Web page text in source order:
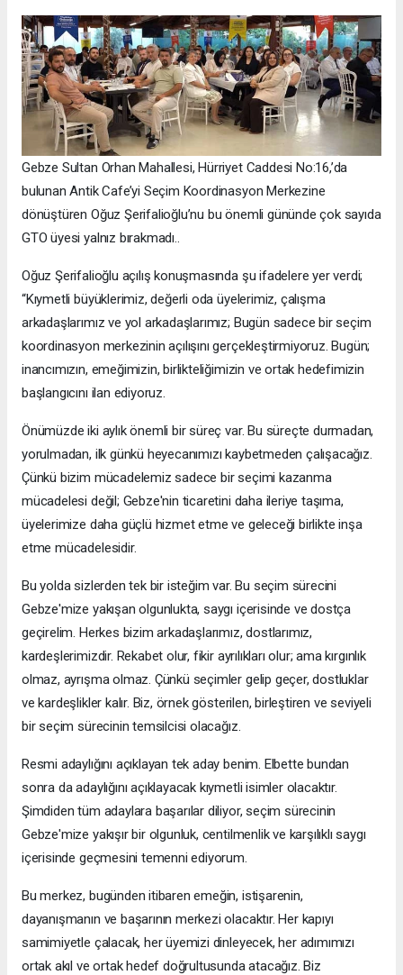
Gebze Sultan Orhan Mahallesi, Hürriyet Caddesi No:16,’da
bulunan Antik Cafe’yi Seçim Koordinasyon Merkezine
dönüştüren Oğuz Şerifalioğlu’nu bu önemli gününde çok sayıda
GTO üyesi yalnız bırakmadı..
Oğuz Şerifalioğlu açılış konuşmasında şu ifadelere yer verdi;
“Kıymetli büyüklerimiz, değerli oda üyelerimiz, çalışma
arkadaşlarımız ve yol arkadaşlarımız; Bugün sadece bir seçim
koordinasyon merkezinin açılışını gerçekleştirmiyoruz. Bugün;
inancımızın, emeğimizin, birlikteliğimizin ve ortak hedefimizin
başlangıcını ilan ediyoruz.
Önümüzde iki aylık önemli bir süreç var. Bu süreçte durmadan,
yorulmadan, ilk günkü heyecanımızı kaybetmeden çalışacağız.
Çünkü bizim mücadelemiz sadece bir seçimi kazanma
mücadelesi değil; Gebze'nin ticaretini daha ileriye taşıma,
üyelerimize daha güçlü hizmet etme ve geleceği birlikte inşa
etme mücadelesidir.
Bu yolda sizlerden tek bir isteğim var. Bu seçim sürecini
Gebze'mize yakışan olgunlukta, saygı içerisinde ve dostça
geçirelim. Herkes bizim arkadaşlarımız, dostlarımız,
kardeşlerimizdir. Rekabet olur, fikir ayrılıkları olur; ama kırgınlık
olmaz, ayrışma olmaz. Çünkü seçimler gelip geçer, dostluklar
ve kardeşlikler kalır. Biz, örnek gösterilen, birleştiren ve seviyeli
bir seçim sürecinin temsilcisi olacağız.
Resmi adaylığını açıklayan tek aday benim. Elbette bundan
sonra da adaylığını açıklayacak kıymetli isimler olacaktır.
Şimdiden tüm adaylara başarılar diliyor, seçim sürecinin
Gebze'mize yakışır bir olgunluk, centilmenlik ve karşılıklı saygı
içerisinde geçmesini temenni ediyorum.
Bu merkez, bugünden itibaren emeğin, istişarenin,
dayanışmanın ve başarının merkezi olacaktır. Her kapıyı
samimiyetle çalacak, her üyemizi dinleyecek, her adımımızı
ortak akıl ve ortak hedef doğrultusunda atacağız. Biz